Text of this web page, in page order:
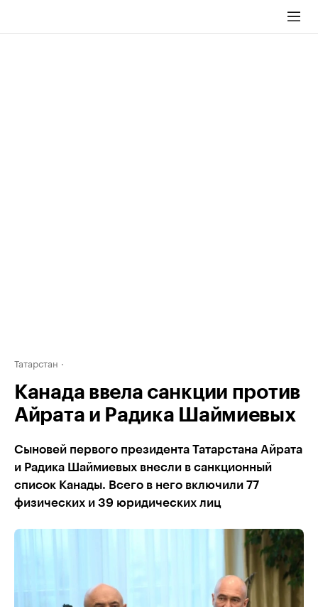
Татарстан
Канада ввела санкции против
Айрата и Радика Шаймиевых
Сыновей первого президента Татарстана Айрата
и Радика Шаймиевых внесли в санкционный
список Канады. Всего в него включили 77
физических и 39 юридических лиц